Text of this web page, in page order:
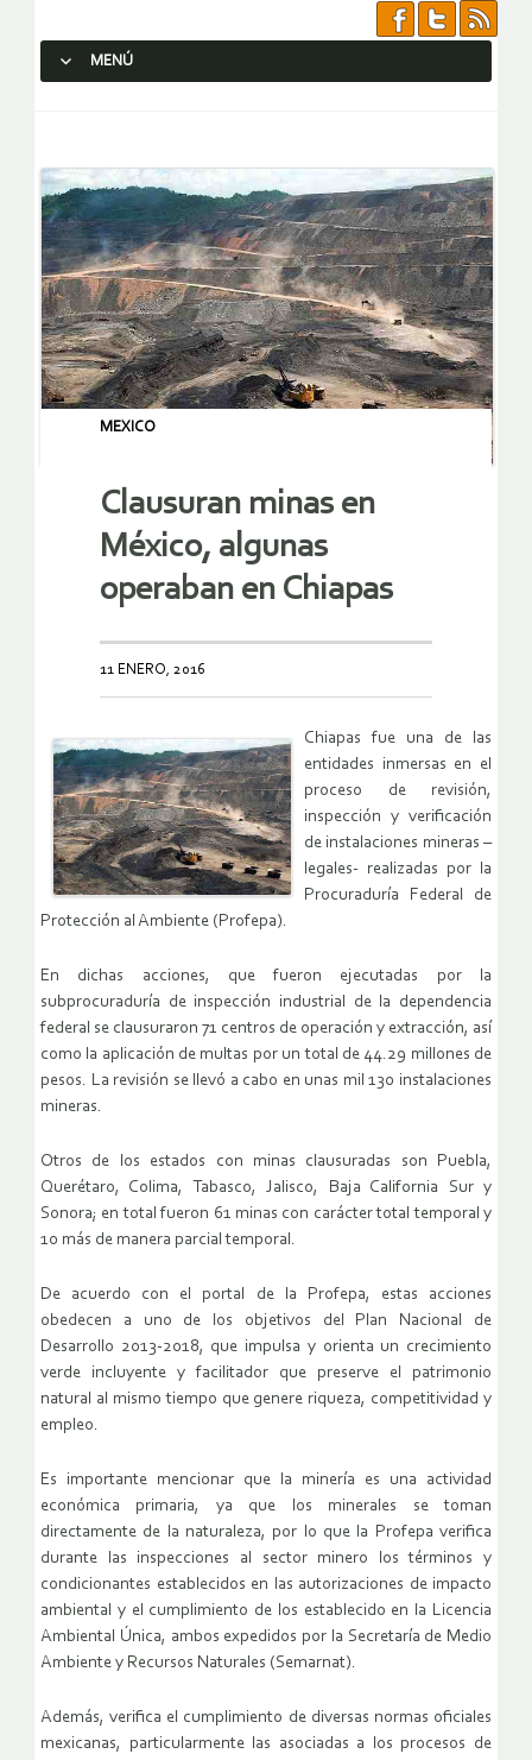
MENÚ
MEXICO
Clausuran minas en
México, algunas
operaban en Chiapas
11 ENERO, 2016
Chiapas fue una de las
entidades inmersas en el
proceso de revisión,
inspección y verificación
de instalaciones mineras –
legales- realizadas por la
Procuraduría Federal de
Protección al Ambiente (Profepa).
En dichas acciones, que fueron ejecutadas por la
subprocuraduría de inspección industrial de la dependencia
federal se clausuraron 71 centros de operación y extracción, así
como la aplicación de multas por un total de 44.29 millones de
pesos. La revisión se llevó a cabo en unas mil 130 instalaciones
mineras.
Otros de los estados con minas clausuradas son Puebla,
Querétaro, Colima, Tabasco, Jalisco, Baja California Sur y
Sonora; en total fueron 61 minas con carácter total temporal y
10 más de manera parcial temporal.
De acuerdo con el portal de la Profepa, estas acciones
obedecen a uno de los objetivos del Plan Nacional de
Desarrollo 2013-2018, que impulsa y orienta un crecimiento
verde incluyente y facilitador que preserve el patrimonio
natural al mismo tiempo que genere riqueza, competitividad y
empleo.
Es importante mencionar que la minería es una actividad
económica primaria, ya que los minerales se toman
directamente de la naturaleza, por lo que la Profepa verifica
durante las inspecciones al sector minero los términos y
condicionantes establecidos en las autorizaciones de impacto
ambiental y el cumplimiento de los establecido en la Licencia
Ambiental Única, ambos expedidos por la Secretaría de Medio
Ambiente y Recursos Naturales (Semarnat).
Además, verifica el cumplimiento de diversas normas oficiales
mexicanas, particularmente las asociadas a los procesos de